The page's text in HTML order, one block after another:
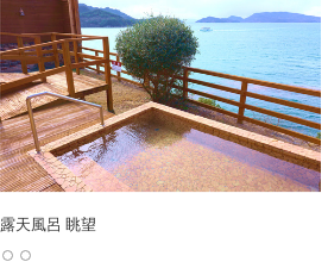
露天風呂 眺望